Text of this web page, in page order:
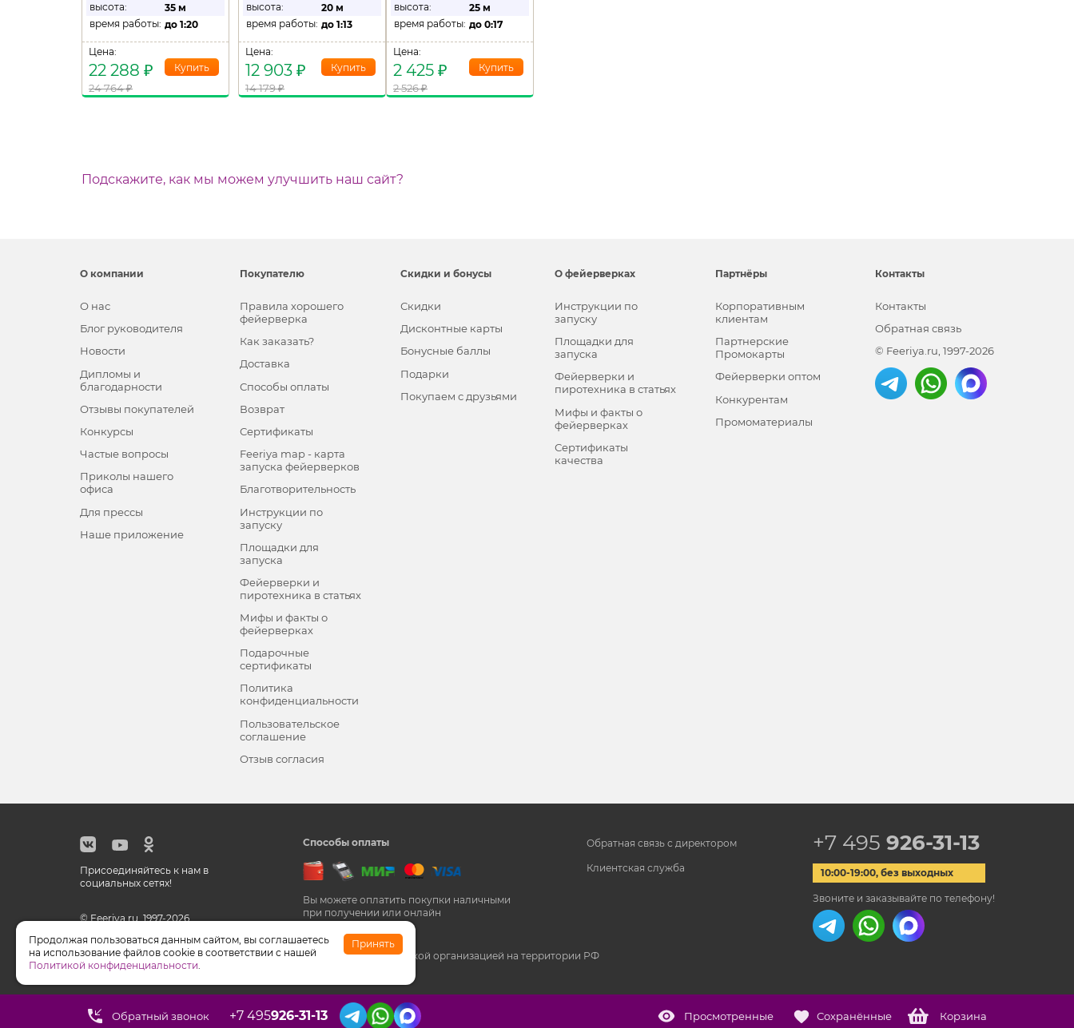
высота:
35 м
время работы: до 1:20
Цена:
22 288 ₽
24 764₽
высота:
20 м
время работы: до 1:13
Цена:
12 903 ₽
14 179₽
высота:
25 м
время работы: до 0:17
Цена:
2 425 ₽
2 526₽
Подскажите, как мы можем улучшить наш сайт?
О компании
О нас
Блог руководителя
Новости
Дипломы и
благодарности
Отзывы покупателей
Конкурсы
Частые вопросы
Приколы нашего
офиса
Для прессы
Наше приложение
Покупателю
Правила хорошего
фейерверка
Как заказать?
Доставка
Способы оплаты
Возврат
Сертификаты
Feeriya map - карта
запуска фейерверков
Благотворительность
Инструкции по
запуску
Площадки для
запуска
Фейерверки и
пиротехника в статьях
Мифы и факты о
фейерверках
Подарочные
сертификаты
Политика
конфиденциальности
Пользовательское
соглашение
Отзыв согласия
Скидки и бонусы
Скидки
Дисконтные карты
Бонусные баллы
Подарки
Покупаем с друзьями
О фейерверках
Инструкции по
запуску
Площадки для
запуска
Фейерверки и
пиротехника в статьях
Мифы и факты о
фейерверках
Сертификаты
качества
Партнёры
Корпоративным
клиентам
Партнерские
Промокарты
Фейерверки оптом
Конкурентам
Промоматериалы
Контакты
Контакты
Обратная связь
© Feeriya.ru, 1997-2026
Присоединяйтесь к нам в
социальных сетях!
© Feeriya.ru, 1997-2026
Способы оплаты
Вы можете оплатить покупки наличными
при получении или онлайн
Обратная связь с директором
Клиентская служба
+7 495 926-31-13
10:00-19:00, без выходных
Звоните и заказывайте по телефону!
WhatsApp принадлежат компании Meta, признанной экстремистской организацией на территории РФ
Продолжая пользоваться данным сайтом, вы соглашаетесь
на использование файлов cookie в соответствии с нашей
Политикой конфиденциальности.
Принять
Обратный звонок +7 495926-31-13 Просмотренные Сохранённые Корзина